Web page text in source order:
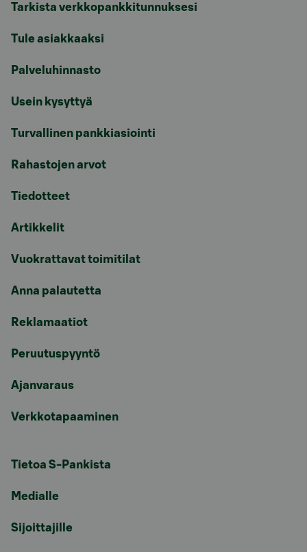
Tarkista verkkopankkitunnuksesi
Tule asiakkaaksi
Palveluhinnasto
Usein kysyttyä
Turvallinen pankkiasiointi
Rahastojen arvot
Tiedotteet
Artikkelit
Vuokrattavat toimitilat
Anna palautetta
Reklamaatiot
Peruutuspyyntö
Ajanvaraus
Verkkotapaaminen
Tietoa S-Pankista
Medialle
Sijoittajille